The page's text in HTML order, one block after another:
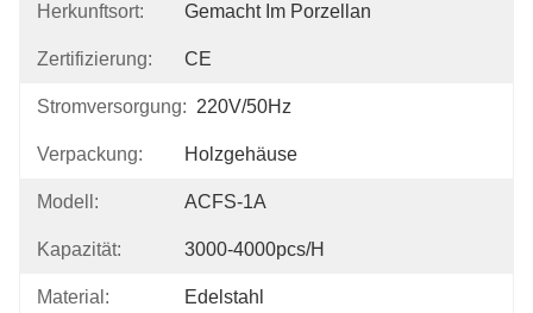
Herkunftsort: Gemacht Im Porzellan
Zertifizierung: CE
Stromversorgung: 220V/50Hz
Verpackung: Holzgehäuse
Modell: ACFS-1A
Kapazität: 3000-4000pcs/h
Material: Edelstahl